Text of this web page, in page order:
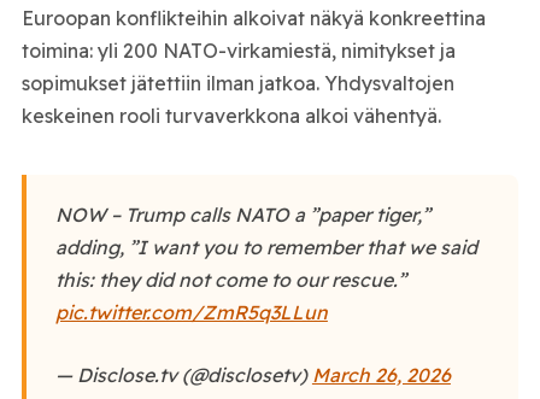
Euroopan konflikteihin alkoivat näkyä konkreettina
toimina: yli 200 NATO-virkamiestä, nimitykset ja
sopimukset jätettiin ilman jatkoa. Yhdysvaltojen
keskeinen rooli turvaverkkona alkoi vähentyä.
NOW – Trump calls NATO a ”paper tiger,”
adding, ”I want you to remember that we said
this: they did not come to our rescue.”
pic.twitter.com/ZmR5q3LLun
— Disclose.tv (@disclosetv) March 26, 2026